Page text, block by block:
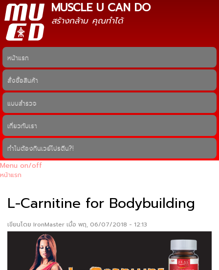
ข้าม
ไปยัง
เนื้อหา
MUSCLE U CAN DO
สร้างกล้าม คุณทำได้
Main menu
หน้าแรก
สั่งซื้อสินค้า
แบบสำรวจ
เกี่ยวกับเรา
ทำไมต้องกินเวย์โปรตีน?!
Menu on/off
หน้าแรก
L-Carnitine for Bodybuilding
เขียนโดย IronMaster เมื่อ พฤ, 06/07/2018 - 12:13